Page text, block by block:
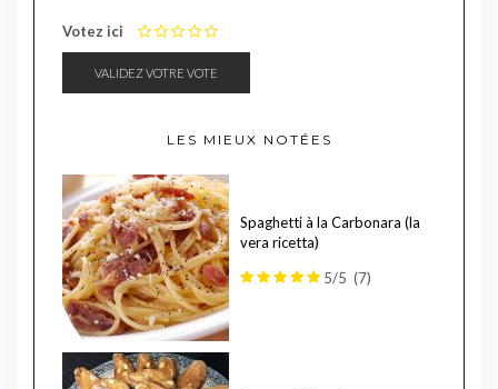
Votez ici 1 2 3 4 5
LES MIEUX NOTÉES
Spaghetti à la Carbonara (la
vera ricetta)
5/5 (7)